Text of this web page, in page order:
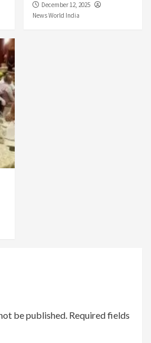
December 12, 2025
News World India
be published. Required fields